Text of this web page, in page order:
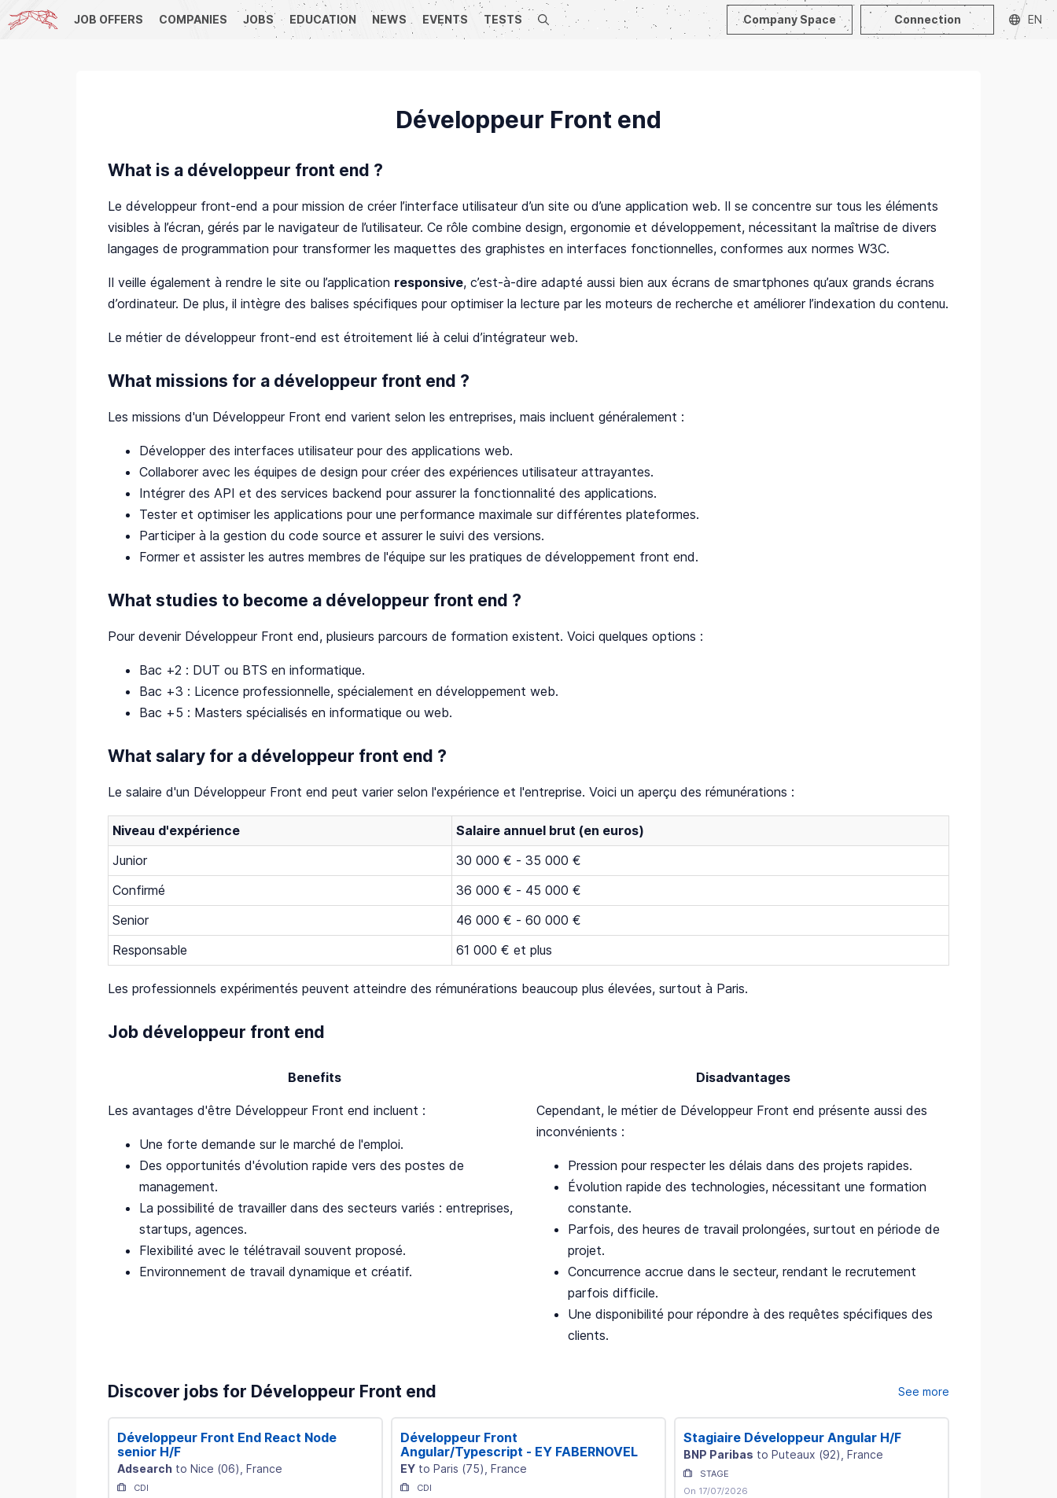
JOB OFFERS COMPANIES JOBS EDUCATION NEWS EVENTS TESTS Search Company Space Connection EN
Développeur Front end
What is a développeur front end ?
Le développeur front-end a pour mission de créer l’interface utilisateur d’un site ou d’une application web. Il se concentre sur tous les éléments
visibles à l’écran, gérés par le navigateur de l’utilisateur. Ce rôle combine design, ergonomie et développement, nécessitant la maîtrise de divers
langages de programmation pour transformer les maquettes des graphistes en interfaces fonctionnelles, conformes aux normes W3C.
Il veille également à rendre le site ou l’application responsive, c’est-à-dire adapté aussi bien aux écrans de smartphones qu’aux grands écrans
d’ordinateur. De plus, il intègre des balises spécifiques pour optimiser la lecture par les moteurs de recherche et améliorer l’indexation du contenu.
Le métier de développeur front-end est étroitement lié à celui d’intégrateur web.
What missions for a développeur front end ?
Les missions d'un Développeur Front end varient selon les entreprises, mais incluent généralement :
Développer des interfaces utilisateur pour des applications web.
Collaborer avec les équipes de design pour créer des expériences utilisateur attrayantes.
Intégrer des API et des services backend pour assurer la fonctionnalité des applications.
Tester et optimiser les applications pour une performance maximale sur différentes plateformes.
Participer à la gestion du code source et assurer le suivi des versions.
Former et assister les autres membres de l'équipe sur les pratiques de développement front end.
What studies to become a développeur front end ?
Pour devenir Développeur Front end, plusieurs parcours de formation existent. Voici quelques options :
Bac +2 : DUT ou BTS en informatique.
Bac +3 : Licence professionnelle, spécialement en développement web.
Bac +5 : Masters spécialisés en informatique ou web.
What salary for a développeur front end ?
Le salaire d'un Développeur Front end peut varier selon l'expérience et l'entreprise. Voici un aperçu des rémunérations :
Niveau d'expérience
Salaire annuel brut (en euros)
Junior
30 000 € - 35 000 €
Confirmé
36 000 € - 45 000 €
Senior
46 000 € - 60 000 €
Responsable
61 000 € et plus
Les professionnels expérimentés peuvent atteindre des rémunérations beaucoup plus élevées, surtout à Paris.
Job développeur front end
Benefits
Les avantages d'être Développeur Front end incluent :
Une forte demande sur le marché de l'emploi.
Des opportunités d'évolution rapide vers des postes de
management.
La possibilité de travailler dans des secteurs variés : entreprises,
startups, agences.
Flexibilité avec le télétravail souvent proposé.
Environnement de travail dynamique et créatif.
Disadvantages
Cependant, le métier de Développeur Front end présente aussi des
inconvénients :
Pression pour respecter les délais dans des projets rapides.
Évolution rapide des technologies, nécessitant une formation
constante.
Parfois, des heures de travail prolongées, surtout en période de
projet.
Concurrence accrue dans le secteur, rendant le recrutement
parfois difficile.
Une disponibilité pour répondre à des requêtes spécifiques des
clients.
Discover jobs for Développeur Front end See more
Développeur Front End React Node
senior H/F
Adsearch to Nice (06) , France
CDI
Développeur Front
Angular/Typescript - EY FABERNOVEL
EY to Paris (75) , France
CDI
Stagiaire Développeur Angular H/F
BNP Paribas to Puteaux (92) , France
STAGE
On 17/07/2026